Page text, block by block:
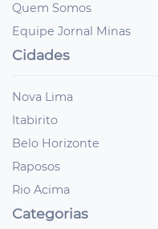
Quem Somos
Equipe Jornal Minas
Cidades
Nova Lima
Itabirito
Belo Horizonte
Raposos
Rio Acima
Categorias